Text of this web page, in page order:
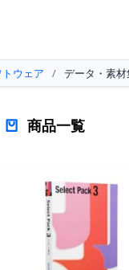
トウェア / データ・素材
商品一覧